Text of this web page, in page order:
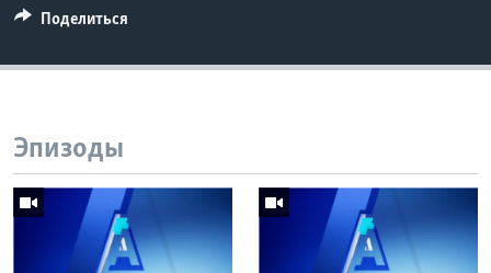
Поделиться
Эпизоды